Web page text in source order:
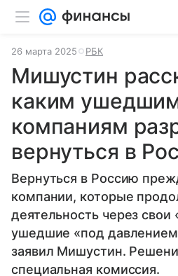
26 марта 2025 РБК
Мишустин
каким
компаниям
вернуться в
Вернуться в Россию
компании, которые
деятельность через свои
ушедшие «под давлением
заявил Мишустин.
специальная комиссия.